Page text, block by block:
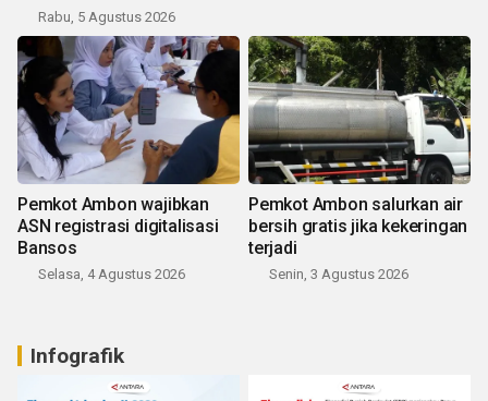
Rabu, 5 Agustus 2026
Pemkot Ambon wajibkan
ASN registrasi digitalisasi
Bansos
Selasa, 4 Agustus 2026
Pemkot Ambon salurkan air
bersih gratis jika kekeringan
terjadi
Senin, 3 Agustus 2026
Infografik